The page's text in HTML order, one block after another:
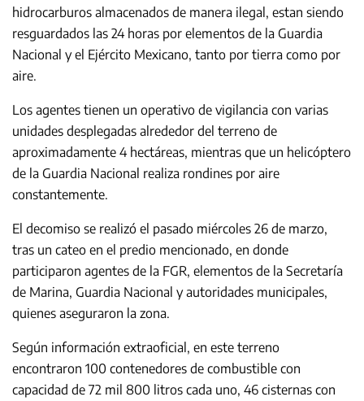
hidrocarburos almacenados de manera ilegal, estan siendo
resguardados las 24 horas por elementos de la Guardia
Nacional y el Ejército Mexicano, tanto por tierra como por
aire.
Los agentes tienen un operativo de vigilancia con varias
unidades desplegadas alrededor del terreno de
aproximadamente 4 hectáreas, mientras que un helicóptero
de la Guardia Nacional realiza rondines por aire
constantemente.
El decomiso se realizó el pasado miércoles 26 de marzo,
tras un cateo en el predio mencionado, en donde
participaron agentes de la FGR, elementos de la Secretaría
de Marina, Guardia Nacional y autoridades municipales,
quienes aseguraron la zona.
Según información extraoficial, en este terreno
encontraron 100 contenedores de combustible con
capacidad de 72 mil 800 litros cada uno, 46 cisternas con